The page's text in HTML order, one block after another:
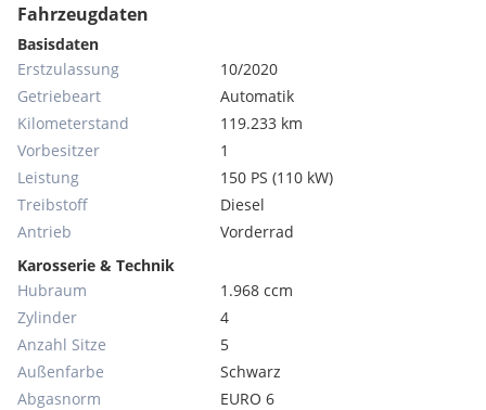
Fahrzeugdaten
Basisdaten
Erstzulassung
10/2020
Getriebeart
Automatik
Kilometerstand
119.233 km
Vorbesitzer
1
Leistung
150 PS (110 kW)
Treibstoff
Diesel
Antrieb
Vorderrad
Karosserie & Technik
Hubraum
1.968 ccm
Zylinder
4
Anzahl Sitze
5
Außenfarbe
Schwarz
Abgasnorm
EURO 6